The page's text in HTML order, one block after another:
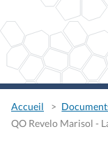
Accueil
QO Revelo Marisol -